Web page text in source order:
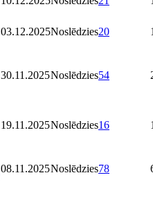
03.12.2025Noslēdzies20
30.11.2025Noslēdzies54
19.11.2025Noslēdzies16
08.11.2025Noslēdzies78